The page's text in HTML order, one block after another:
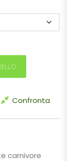
x (x
Confronta
carnivore